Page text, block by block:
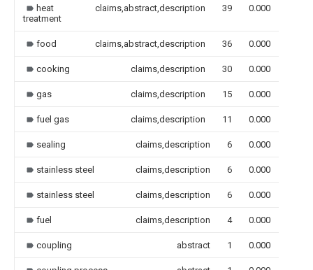
heat
treatment
claims,abstract,description 39 0.000
food claims,abstract,description 36 0.000
cooking claims,description 30 0.000
gas claims,description 15 0.000
fuel gas claims,description 11 0.000
sealing claims,description 6 0.000
stainless steel claims,description 6 0.000
stainless steel claims,description 6 0.000
fuel claims,description 4 0.000
coupling abstract 1 0.000